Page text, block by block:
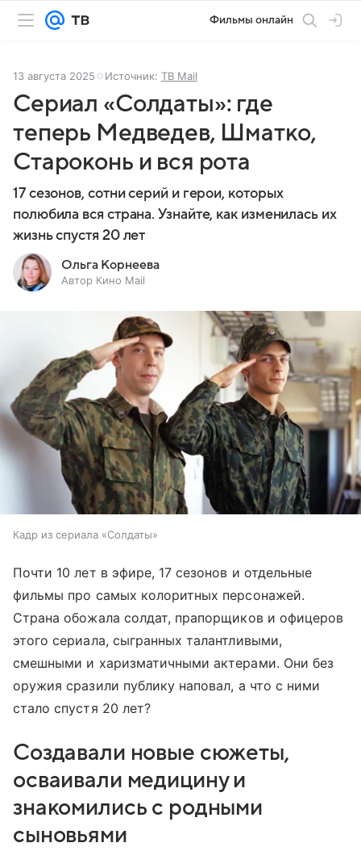
Фильмы онлайн
13 августа 2025 Источник: ТВ Mail
Сериал «Солдаты»: где
теперь Медведев, Шматко,
Староконь и вся рота
17 сезонов, сотни серий и герои, которых
полюбила вся страна. Узнайте, как изменилась их
жизнь спустя 20 лет
Ольга Корнеева
Автор Кино Mail
Кадр из сериала «Солдаты»
Почти 10 лет в эфире, 17 сезонов и отдельные
фильмы про самых колоритных персонажей.
Страна обожала солдат, прапорщиков и офицеров
этого сериала, сыгранных талантливыми,
смешными и харизматичными актерами. Они без
оружия сразили публику наповал, а что с ними
стало спустя 20 лет?
Создавали новые сюжеты,
осваивали медицину и
знакомились с родными
сыновьями